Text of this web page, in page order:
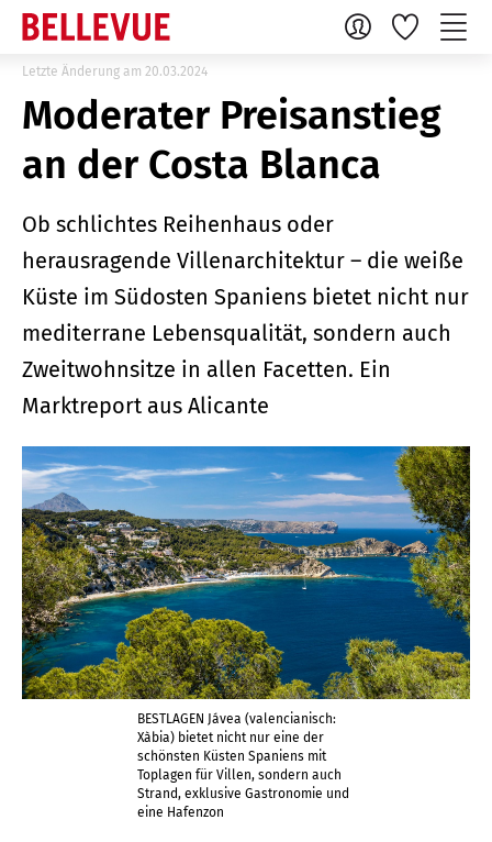
Letzte Änderung am 20.03.2024
Moderater Preisanstieg
an der Costa Blanca
Ob schlichtes Reihenhaus oder
herausragende Villenarchitektur – die weiße
Küste im Südosten Spaniens bietet nicht nur
mediterrane Lebensqualität, sondern auch
Zweitwohnsitze in allen Facetten. Ein
Marktreport aus Alicante
BESTLAGEN Jávea (valencianisch:
Xàbia) bietet nicht nur eine der
schönsten Küsten Spaniens mit
Toplagen für Villen, sondern auch
Strand, exklusive Gastronomie und
eine Hafenzon